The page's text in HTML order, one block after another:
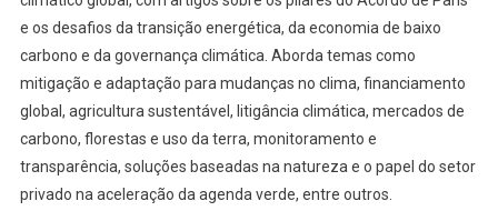
e os desafios da transição energética, da economia de baixo
carbono e da governança climática. Aborda temas como
mitigação e adaptação para mudanças no clima, financiamento
global, agricultura sustentável, litigância climática, mercados de
carbono, florestas e uso da terra, monitoramento e
transparência, soluções baseadas na natureza e o papel do setor
privado na aceleração da agenda verde, entre outros.